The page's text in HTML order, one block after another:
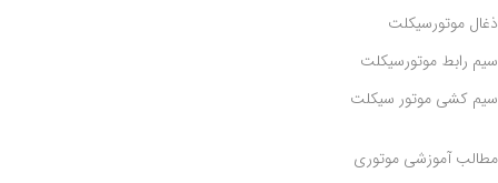
ذغال موتورسیکلت
سیم رابط موتورسیکلت
سیم کشی موتور سیکلت
مطالب آموزشی موتوری